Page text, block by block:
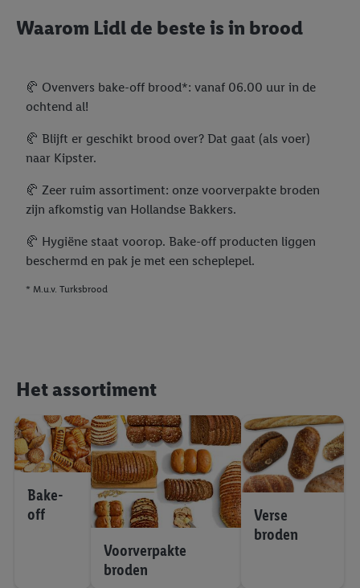
Waarom Lidl de beste is in brood
🥐 Ovenvers bake-off brood*: vanaf 06.00 uur in de
ochtend al!
🥐 Blijft er geschikt brood over? Dat gaat (als voer)
naar Kipster.
🥐 Zeer ruim assortiment: onze voorverpakte broden
zijn afkomstig van Hollandse Bakkers.
🥐 Hygiëne staat voorop. Bake-off producten liggen
beschermd en pak je met een scheplepel.
* M.u.v. Turksbrood
Het assortiment
Bake-
off
Voorverpakte
broden
Verse
broden